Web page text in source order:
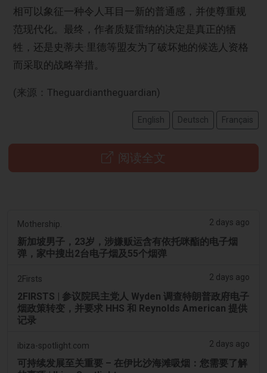
相可以象征一种令人耳目一新的普通感，并使尊重规
范现代化。最终，作者质疑雷纳的决定是真正的牺
牲，还是史蒂夫·里德等盟友为了破坏她的候选人资格
而采取的战略举措。
(来源：Theguardiantheguardian)
English Deutsch Français
阅读全文
Mothership. 2 days ago
新加坡男子，23岁，涉嫌贩运含有依托咪酯的电子烟
弹，家中搜出2台电子烟及55个烟弹
2Firsts 2 days ago
2FIRSTS | 参议院民主党人 Wyden 调查特朗普政府电子
烟政策转变，并要求 HHS 和 Reynolds American 提供
记录
ibiza-spotlight.com 2 days ago
可持续发展至关重要 – 在伊比沙海滩吸烟：您需要了解